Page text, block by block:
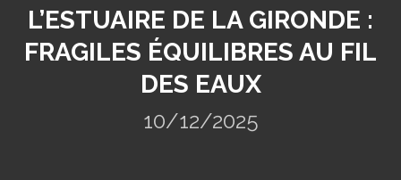
L’ESTUAIRE DE LA GIRONDE :
FRAGILES ÉQUILIBRES AU FIL
DES EAUX
10/12/2025